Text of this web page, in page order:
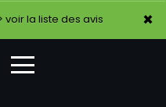
×
voir la liste des avis ×